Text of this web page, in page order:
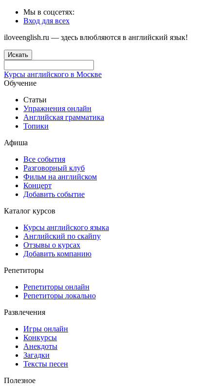
Мы в соцсетях:
Вход для всех
iloveenglish.ru — здесь влюбляются в английский язык!
Искать
Курсы английского в Москве
Обучение
Статьи
Упражнения онлайн
Английская грамматика
Топики
Афиша
Все события
Разговорный клуб
Фильм на английском
Концерт
Добавить событие
Каталог курсов
Курсы английского языка
Английский по скайпу
Отзывы о курсах
Добавить компанию
Репетиторы
Репетиторы онлайн
Репетиторы локально
Развлечения
Игры онлайн
Конкурсы
Анекдоты
Загадки
Тексты песен
Полезное